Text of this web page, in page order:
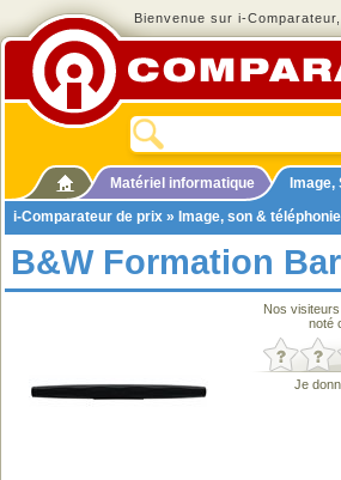
Bienvenue sur i-
Matériel informatique Image,
i-Comparateur de prix » Image, son & téléphonie
B&W Formation Bar
Nos
noté
Je